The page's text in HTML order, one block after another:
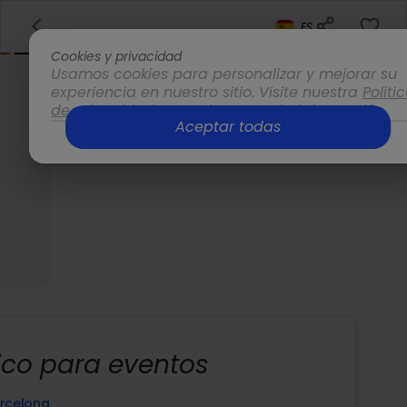
ES
para eventos
Cookies y privacidad
Usamos cookies para personalizar y mejorar su
experiencia en nuestro sitio. Visite nuestra
de privacidadpara obtener más información.
Opciones
Aceptar todas